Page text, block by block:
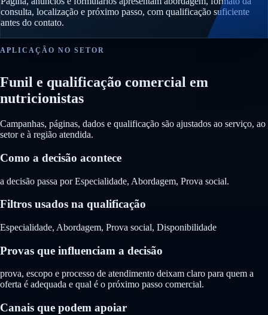
consulta, localização e próximo passo, com qualificação suficiente
antes do contato.
APLICAÇÃO NO SETOR
Funil e qualificação comercial em
nutricionistas
Campanhas, páginas, dados e qualificação são ajustados ao serviço, ao
setor e à região atendida.
Como a decisão acontece
a decisão passa por Especialidade, Abordagem, Prova social.
Filtros usados na qualificação
Especialidade, Abordagem, Prova social, Disponibilidade
Provas que influenciam a decisão
prova, escopo e processo de atendimento deixam claro para quem a
oferta é adequada e qual é o próximo passo comercial.
Canais que podem apoiar